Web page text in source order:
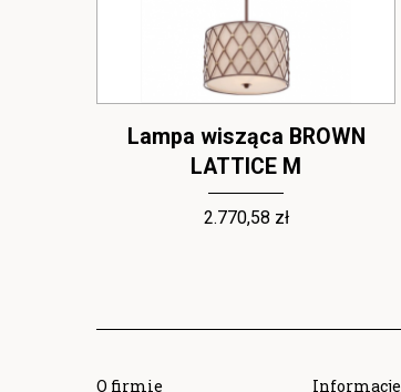
Lampa wisząca BROWN
LATTICE M
2.770,58 zł
O firmie Informacje